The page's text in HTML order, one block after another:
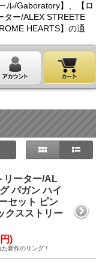
ル/Gaboratory】、【ロ
ター/ALEX STREETE
HEARTS】の通
リーター/AL
パガン ハイ
セット ピン
クスストリー
)
新作のリング！